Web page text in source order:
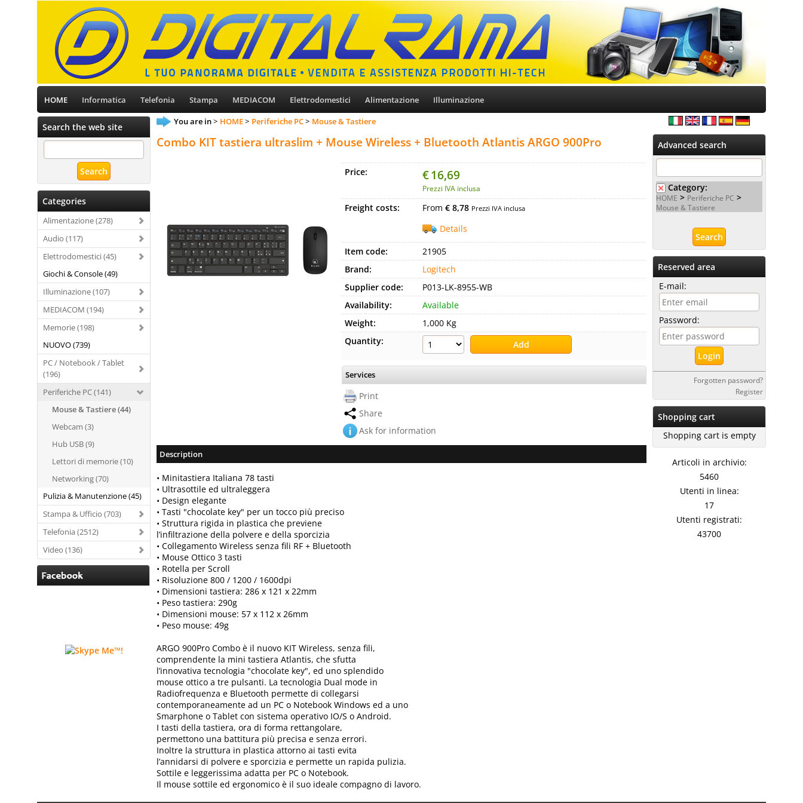
HOME Informatica Telefonia Stampa MEDIACOM Elettrodomestici Alimentazione Illuminazione
Search the web site
Categories
Alimentazione (278)
Audio (117)
Elettrodomestici (45)
Giochi & Console (49)
Illuminazione (107)
MEDIACOM (194)
Memorie (198)
NUOVO (739)
PC / Notebook / Tablet
(196)
Periferiche PC (141)
Mouse & Tastiere (44)
Webcam (3)
Hub USB (9)
Lettori di memorie (10)
Networking (70)
Pulizia & Manutenzione (45)
Stampa & Ufficio (703)
Telefonia (2512)
Video (136)
You are in HOME Periferiche PC Mouse & Tastiere
Combo KIT tastiera ultraslim + Mouse Wireless + Bluetooth Atlantis ARGO 900Pro
Price: €16,69
Prezzi IVA inclusa
Freight costs: From € 8,78 Prezzi IVA inclusa
Details
Item code:
21905
Brand:
Logitech
Supplier code:
P013-LK-8955-WB
Availability:
Available
Weight:
1,000 Kg
Quantity:
Services
Print
Share
Ask for information
Description
• Minitastiera Italiana 78 tasti
• Ultrasottile ed ultraleggera
• Design elegante
• Tasti "chocolate key" per un tocco più preciso
• Struttura rigida in plastica che previene
l’infiltrazione della polvere e della sporcizia
• Collegamento Wireless senza fili RF + Bluetooth
• Mouse Ottico 3 tasti
• Rotella per Scroll
• Risoluzione 800 / 1200 / 1600dpi
• Dimensioni tastiera: 286 x 121 x 22mm
• Peso tastiera: 290g
• Dimensioni mouse: 57 x 112 x 26mm
• Peso mouse: 49g
ARGO 900Pro Combo è il nuovo KIT Wireless, senza fili,
comprendente la mini tastiera Atlantis, che sfutta
l’innovativa tecnologia "chocolate key", ed uno splendido
mouse ottico a tre pulsanti. La tecnologia Dual mode in
Radiofrequenza e Bluetooth permette di collegarsi
contemporaneamente ad un PC o Notebook Windows ed a uno
Smarphone o Tablet con sistema operativo IO/S o Android.
I tasti della tastiera, ora di forma rettangolare,
permettono una battitura più precisa e senza errori.
Inoltre la struttura in plastica attorno ai tasti evita
l’annidarsi di polvere e sporcizia e permette un rapida pulizia.
Sottile e leggerissima adatta per PC o Notebook.
Il mouse sottile ed ergonomico è il suo ideale compagno di lavoro.
Advanced search
Category:
HOME > Periferiche PC >
Mouse & Tastiere
Reserved area
E-mail:
Password:
Forgotten password?
Register
Shopping cart
Shopping cart is empty
Articoli in archivio:
5460
Utenti in linea:
17
Utenti registrati:
43700